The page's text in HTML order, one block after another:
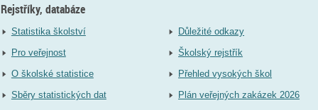
Rejstříky, databáze
Statistika školství
Pro veřejnost
O školské statistice
Sběry statistických dat
Důležité odkazy
Školský rejstřík
Přehled vysokých škol
Plán veřejných zakázek 2026